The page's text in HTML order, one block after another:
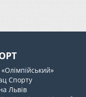
Спорту
Львів